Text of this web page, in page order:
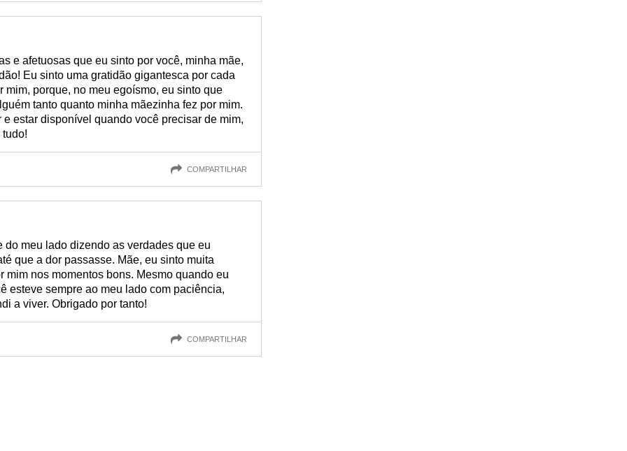
e afetuosas que eu sinto por você, minha mãe,
Eu sinto uma gratidão gigantesca por cada
mim, porque, no meu egoísmo, eu sinto que
tanto quanto minha mãezinha fez por mim.
estar disponível quando você precisar de mim,
COMPARTILHAR
do meu lado dizendo as verdades que eu
que a dor passasse. Mãe, eu sinto muita
mim nos momentos bons. Mesmo quando eu
esteve sempre ao meu lado com paciência,
a viver. Obrigado por tanto!
COMPARTILHAR